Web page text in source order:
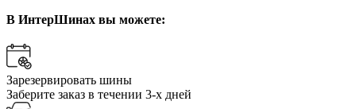
В ИнтерШинах вы можете:
Зарезервировать шины
Заберите заказ в течении 3-х дней